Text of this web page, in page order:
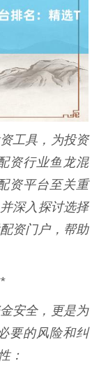
工具，为投资
资行业鱼龙混
资平台至关重
深入探讨选择
资门户，帮助
安全，更是为
要的风险和纠
：